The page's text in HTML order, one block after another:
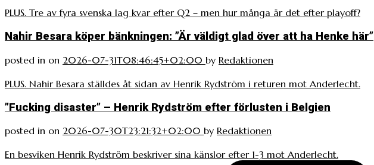
PLUS. Tre av fyra svenska lag kvar efter Q2 – men hur många är det efter playoff?
Nahir Besara köper bänkningen: ”Är väldigt glad över att ha Henke här”
posted in on 2026-07-31T08:46:45+02:00 by Redaktionen
PLUS. Nahir Besara ställdes åt sidan av Henrik Rydström i returen mot Anderlecht.
”Fucking disaster” – Henrik Rydström efter förlusten i Belgien
posted in on 2026-07-30T23:21:32+02:00 by Redaktionen
En besviken Henrik Rydström beskriver sina känslor efter 1-3 mot Anderlecht.